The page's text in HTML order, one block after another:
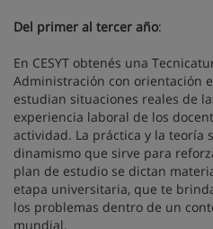
Del primer al tercer año:
En CESYT obtenés una
Administración con orientación
estudian situaciones reales de
experiencia laboral de los
actividad. La práctica y la teoría
dinamismo que sirve para
plan de estudio se dictan
etapa universitaria, que te
los problemas dentro de un
mundial.